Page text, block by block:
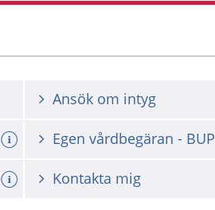
Ansök om intyg
Egen vårdbegäran - BUP
Kontakta mig